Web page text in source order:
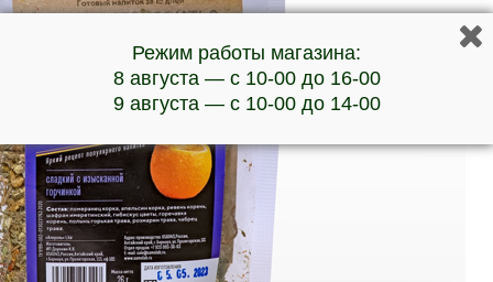
Режим работы магазина:
8 августа — с 10-00 до 16-00
9 августа — с 10-00 до 14-00